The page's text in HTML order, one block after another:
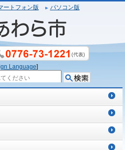
ートフォン版 パソコン版
Language]